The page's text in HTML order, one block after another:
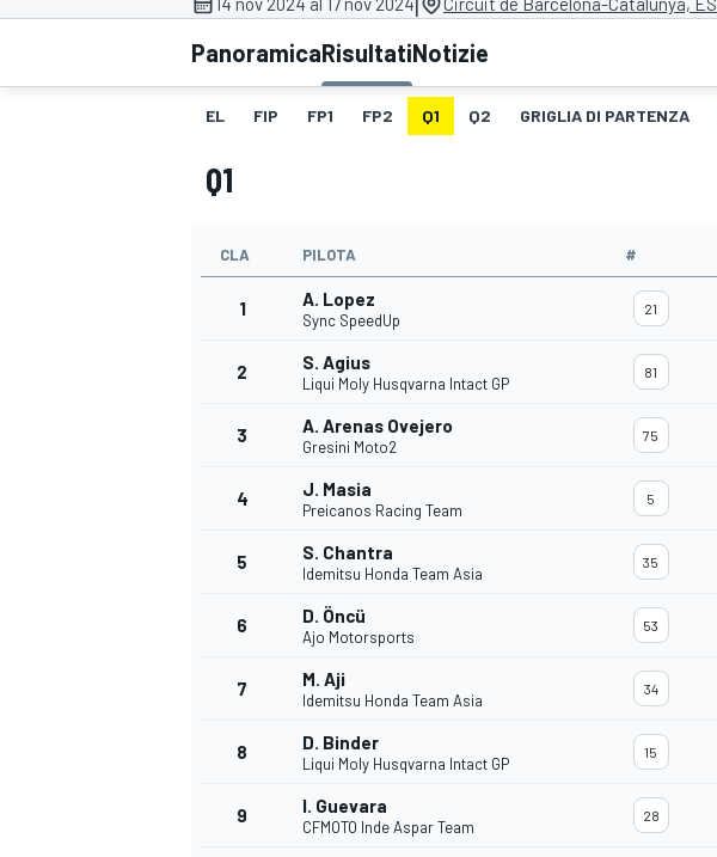
MOTOGP WEC
PanoramicaRisultatiNotizie
EL FIP FP1 FP2 Q1 Q2 GRIGLIA DI PARTENZA
Q1
CLA PILOTA #
1 A. Lopez
Sync SpeedUp
21
2 S. Agius
Liqui Moly Husqvarna Intact GP
81
3 A. Arenas Ovejero
Gresini Moto2
75
4 J. Masia
Preicanos Racing Team
5
5 S. Chantra
Idemitsu Honda Team Asia
35
6 D. Öncü
Ajo Motorsports
53
7 M. Aji
Idemitsu Honda Team Asia
34
8 D. Binder
Liqui Moly Husqvarna Intact GP
15
9 I. Guevara
CFMOTO Inde Aspar Team
28